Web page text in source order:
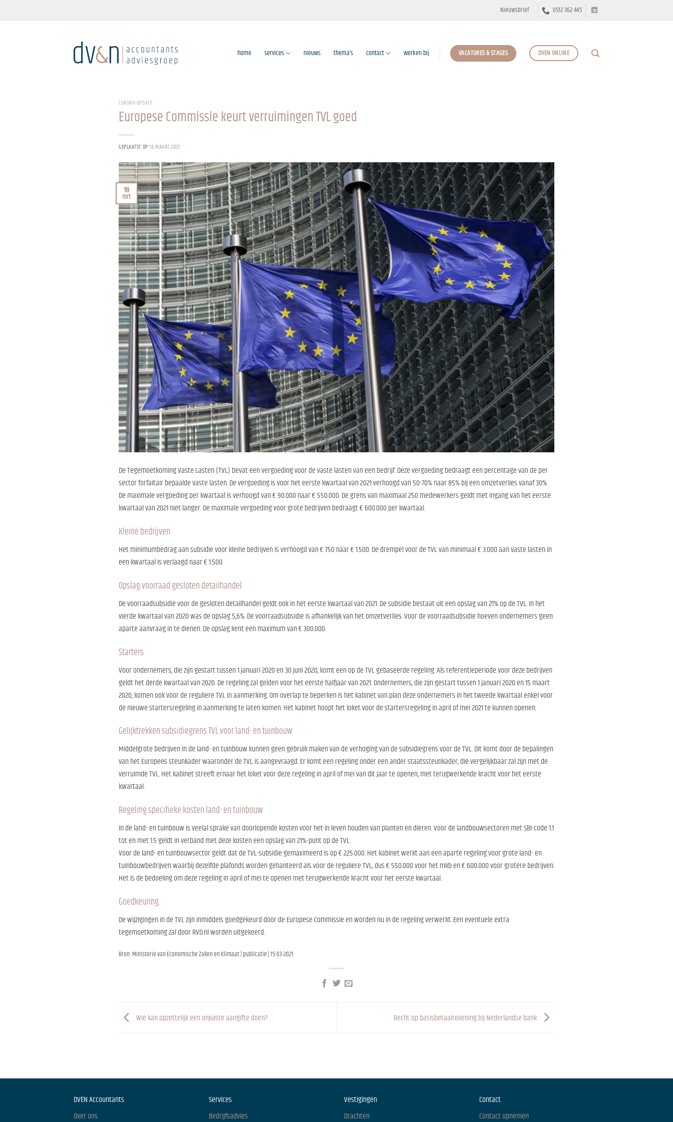
Nieuwsbrief 0512 362 445
home services nieuws thema’s contact werken bij VACATURES & STAGES DVEN ONLINE
CORONA UPDATE
Europese Commissie keurt verruimingen TVL goed
GEPLAATST OP18 MAART 2021
18
mrt
De Tegemoetkoming Vaste Lasten (TVL) bevat een vergoeding voor de vaste lasten van een bedrijf. Deze vergoeding bedraagt een percentage van de per
sector forfaitair bepaalde vaste lasten. De vergoeding is voor het eerste kwartaal van 2021 verhoogd van 50-70% naar 85% bij een omzetverlies vanaf 30%.
De maximale vergoeding per kwartaal is verhoogd van € 90.000 naar € 550.000. De grens van maximaal 250 medewerkers geldt met ingang van het eerste
kwartaal van 2021 niet langer. De maximale vergoeding voor grote bedrijven bedraagt € 600.000 per kwartaal.
Kleine bedrijven
Het minimumbedrag aan subsidie voor kleine bedrijven is verhoogd van € 750 naar € 1.500. De drempel voor de TVL van minimaal € 3.000 aan vaste lasten in
een kwartaal is verlaagd naar € 1.500.
Opslag voorraad gesloten detailhandel
De voorraadsubsidie voor de gesloten detailhandel geldt ook in het eerste kwartaal van 2021. De subsidie bestaat uit een opslag van 21% op de TVL. In het
vierde kwartaal van 2020 was de opslag 5,6%. De voorraadsubsidie is afhankelijk van het omzetverlies. Voor de voorraadsubsidie hoeven ondernemers geen
aparte aanvraag in te dienen. De opslag kent een maximum van € 300.000.
Starters
Voor ondernemers, die zijn gestart tussen 1 januari 2020 en 30 juni 2020, komt een op de TVL gebaseerde regeling. Als referentieperiode voor deze bedrijven
geldt het derde kwartaal van 2020. De regeling zal gelden voor het eerste halfjaar van 2021. Ondernemers, die zijn gestart tussen 1 januari 2020 en 15 maart
2020, komen ook voor de reguliere TVL in aanmerking. Om overlap te beperken is het kabinet van plan deze ondernemers in het tweede kwartaal enkel voor
de nieuwe startersregeling in aanmerking te laten komen. Het kabinet hoopt het loket voor de startersregeling in april of mei 2021 te kunnen openen.
Gelijktrekken subsidiegrens TVL voor land- en tuinbouw
Middelgrote bedrijven in de land- en tuinbouw kunnen geen gebruik maken van de verhoging van de subsidiegrens voor de TVL. Dit komt door de bepalingen
van het Europees steunkader waaronder de TVL is aangevraagd. Er komt een regeling onder een ander staatssteunkader, die vergelijkbaar zal zijn met de
verruimde TVL. Het kabinet streeft ernaar het loket voor deze regeling in april of mei van dit jaar te openen, met terugwerkende kracht voor het eerste
kwartaal.
Regeling specifieke kosten land- en tuinbouw
In de land- en tuinbouw is veelal sprake van doorlopende kosten voor het in leven houden van planten en dieren. Voor de landbouwsectoren met SBI-code 1.1
tot en met 1.5 geldt in verband met deze kosten een opslag van 21%-punt op de TVL.
Voor de land- en tuinbouwsector geldt dat de TVL-subsidie gemaximeerd is op € 225.000. Het kabinet werkt aan een aparte regeling voor grote land- en
tuinbouwbedrijven waarbij dezelfde plafonds worden gehanteerd als voor de reguliere TVL, dus € 550.000 voor het mkb en € 600.000 voor grotere bedrijven.
Het is de bedoeling om deze regeling in april of mei te openen met terugwerkende kracht voor het eerste kwartaal.
Goedkeuring
De wijzigingen in de TVL zijn inmiddels goedgekeurd door de Europese Commissie en worden nu in de regeling verwerkt. Een eventuele extra
tegemoetkoming zal door RVO.nl worden uitgekeerd.
Bron: Ministerie van Economische Zaken en Klimaat | publicatie | 15-03-2021
Wie kan opzettelijk een onjuiste aangifte doen? Recht op basisbetaalrekening bij Nederlandse bank
DVEN Accountants
Over ons
Services
Bedrijfsadvies
Vestigingen
Drachten
Contact
Contact opnemen